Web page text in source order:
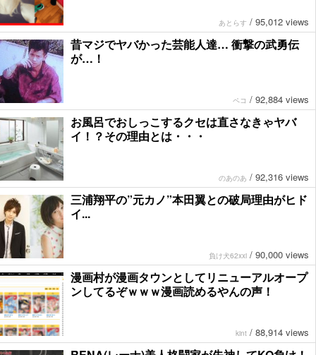
あとらす / 95,012 views
昔マジでヤバかった芸能人達… 衝撃の武勇伝
が…！
ペコ / 92,884 views
お風呂でおしっこするクセは直さなきゃヤバ
イ！？その理由とは・・・
のあのあ / 92,316 views
三浦翔平の”元カノ”本田翼との破局理由がヒド
イ...
負け犬62xxi / 90,000 views
漫画村が漫画タウンとしてリニューアルオープ
ンしてるぞｗｗｗ漫画読めるやんの声！
kint / 88,914 views